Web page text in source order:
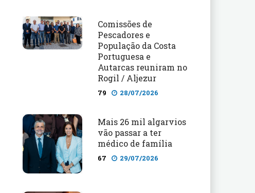
Comissões de
Pescadores e
População da Costa
Portuguesa e
Autarcas reuniram no
Rogil / Aljezur
79 28/07/2026
Mais 26 mil algarvios
vão passar a ter
médico de família
67 29/07/2026